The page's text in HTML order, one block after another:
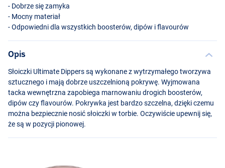
- Dobrze się zamyka
- Mocny materiał
- Odpowiedni dla wszystkich boosterów, dipów i flavourów
Opis
Słoiczki Ultimate Dippers są wykonane z wytrzymałego tworzywa
sztucznego i mają dobrze uszczelnioną pokrywę. Wyjmowana
tacka wewnętrzna zapobiega marnowaniu drogich boosterów,
dipów czy flavourów. Pokrywka jest bardzo szczelna, dzięki czemu
można bezpiecznie nosić słoiczki w torbie. Oczywiście upewnij się,
że są w pozycji pionowej.